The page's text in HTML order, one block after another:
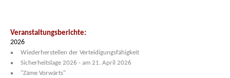
Veranstaltungsberichte:
2026
Wiederherstellen der Verteidigungsfähigkeit
Sicherheitslage 2026 - am 21. April 2026
"Zäme Vorwärts"